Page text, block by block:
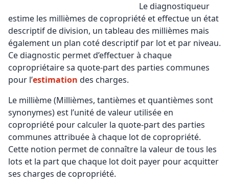
Le diagnostiqueur
estime les millièmes de copropriété et effectue un état
descriptif de division, un tableau des millièmes mais
également un plan coté descriptif par lot et par niveau.
Ce diagnostic permet d’effectuer à chaque
copropriétaire sa quote-part des parties communes
pour l’estimation des charges.
Le millième (Millièmes, tantièmes et quantièmes sont
synonymes) est l’unité de valeur utilisée en
copropriété pour calculer la quote-part des parties
communes attribuée à chaque lot de copropriété.
Cette notion permet de connaître la valeur de tous les
lots et la part que chaque lot doit payer pour acquitter
ses charges de copropriété.